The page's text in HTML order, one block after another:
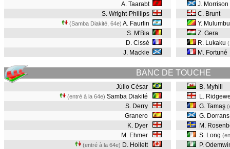
A. Taarabt
S. Wright-Phillips
(Samba Diakité, 64e) A. Faurlin
S. M'Bia
D. Cissé
J. Mackie
J. Morrison
C. Brunt
Y. Mulumbu
Z. Gera
R. Lukaku
M. Fortuné
BANC DE TOUCHE
Júlio César
(entré à la 64e) Samba Diakité
S. Derry
Granero
K. Dyer
M. Ehmer
(entré à la 64e) D. Hoilett
B. Myhill
L.
G. Tamaş
G. Dorrans
M.
S. Long
P.